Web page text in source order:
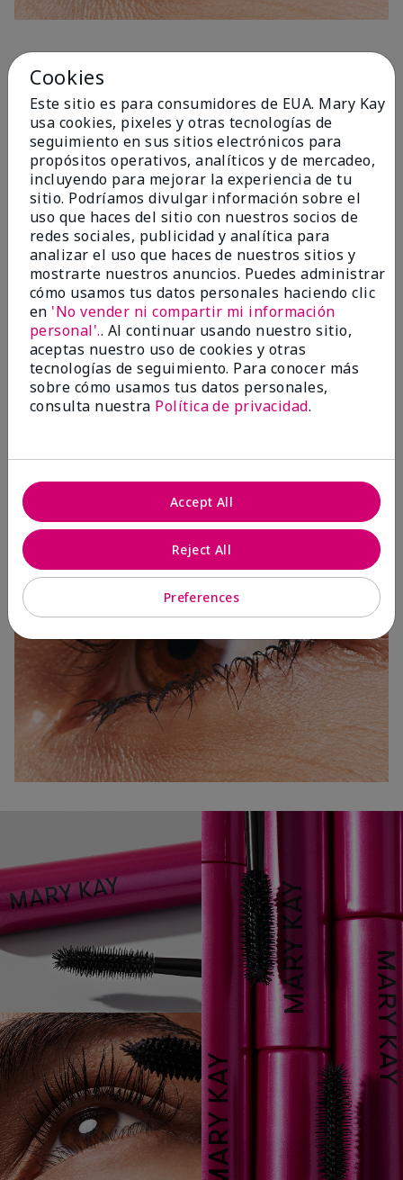
1 Capa
3 Capas
Cookies
Este sitio es para consumidores de EUA. Mary Kay
usa cookies, pixeles y otras tecnologías de
seguimiento en sus sitios electrónicos para
propósitos operativos, analíticos y de mercadeo,
incluyendo para mejorar la experiencia de tu
sitio. Podríamos divulgar información sobre el
uso que haces del sitio con nuestros socios de
redes sociales, publicidad y analítica para
analizar el uso que haces de nuestros sitios y
mostrarte nuestros anuncios. Puedes administrar
cómo usamos tus datos personales haciendo clic
en 'No vender ni compartir mi información
personal'.. Al continuar usando nuestro sitio,
aceptas nuestro uso de cookies y otras
tecnologías de seguimiento. Para conocer más
sobre cómo usamos tus datos personales,
consulta nuestra Política de privacidad.
Preferences
Reject All
Accept All